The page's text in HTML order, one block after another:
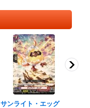
サンライト・エッグ